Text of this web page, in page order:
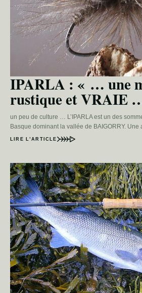
IPARLA : « … une
rustique et VRAIE
un peu de culture … L’IPARLA est un des
Basque dominant la vallée de BAIGORRY.
LIRE L’ARTICLE